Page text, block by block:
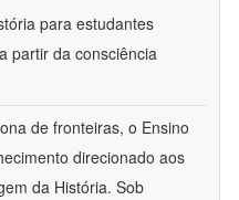
para estudantes
partir da consciência
de fronteiras, o Ensino
direcionado aos
da História. Sob